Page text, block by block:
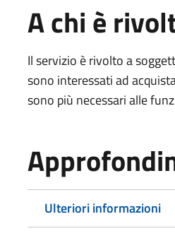
A chi è
Il servizio è rivolto a
sono interessati ad
sono più necessari alle
Ulteriori informazioni